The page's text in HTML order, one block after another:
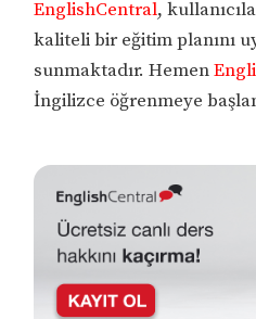
EnglishCentral,
kaliteli bir eğitim planını
sunmaktadır. Hemen
İngilizce öğrenmeye